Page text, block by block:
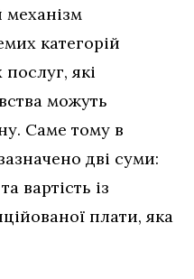
механізм
категорій
які
можуть
Саме тому в
дві суми:
вартість із
плати, яка